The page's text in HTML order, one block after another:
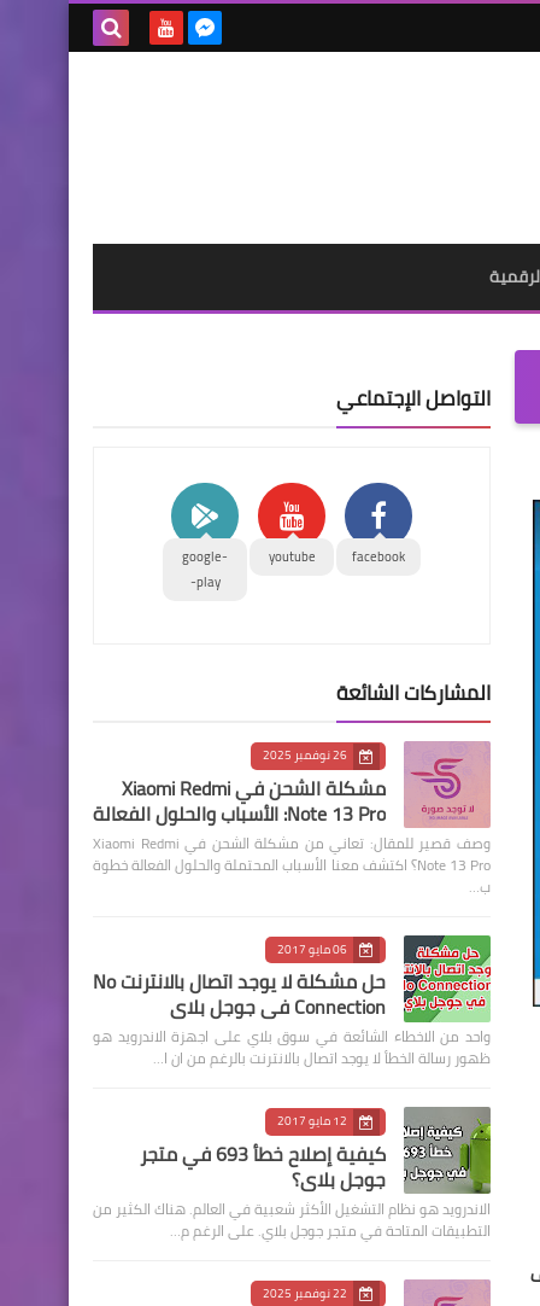
التواصل الإجتماعي
facebook
youtube
google-
play-
المشاركات الشائعة
26 نوفمبر 2025
مشكلة الشحن في Xiaomi Redmi
Note 13 Pro: الأسباب والحلول الفعالة
وصف قصير للمقال: تعاني من مشكلة الشحن في Xiaomi Redmi
Note 13 Pro؟ اكتشف معنا الأسباب المحتملة والحلول الفعالة خطوة
ب…
06 مايو 2017
حل مشكلة لا يوجد اتصال بالانترنت No
Connection في جوجل بلاي
واحد من الاخطاء الشائعة في سوق بلاي على اجهزة الاندرويد هو
ظهور رسالة الخطأ لا يوجد اتصال بالانترنت بالرغم من ان ا…
12 مايو 2017
كيفية إصلاح خطأ 693 في متجر
جوجل بلاي؟
الاندرويد هو نظام التشغيل الأكثر شعبية في العالم. هناك الكثير من
التطبيقات المتاحة في متجر جوجل بلاي. على الرغم م…
22 نوفمبر 2025